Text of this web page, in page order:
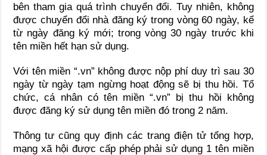
bên tham gia quá trình chuyển đổi. Tuy nhiên, không
được chuyển đổi nhà đăng ký trong vòng 60 ngày, kể
từ ngày đăng ký mới; trong vòng 30 ngày trước khi
tên miền hết hạn sử dụng.
Với tên miền “.vn” không được nộp phí duy trì sau 30
ngày từ ngày tạm ngừng hoạt động sẽ bị thu hồi. Tổ
chức, cá nhân có tên miền “.vn” bị thu hồi không
được đăng ký sử dụng tên miền đó trong 2 năm.
Thông tư cũng quy định các trang điện tử tổng hợp,
mạng xã hội được cấp phép phải sử dụng 1 tên miền